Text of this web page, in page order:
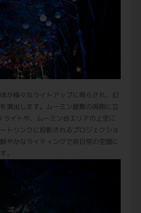
が様々なライトアップに照らされ、幻
演出します。ムーミン屋敷の両側に立
ライトや、ムーミン谷エリアの上空に
トリンクに投影されるプロジェクショ
やかなライティングで非日常の空間に
。